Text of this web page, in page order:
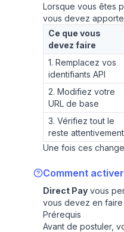
Lorsque vous êtes
vous devez
Ce que vous
devez faire
1. Remplacez vos
identifiants API
2. Modifiez votre
URL de base
3. Vérifiez tout le
reste attentivement
Une fois ces
Comment
Direct Pay vous
vous devez en faire
Prérequis
Avant de postuler,